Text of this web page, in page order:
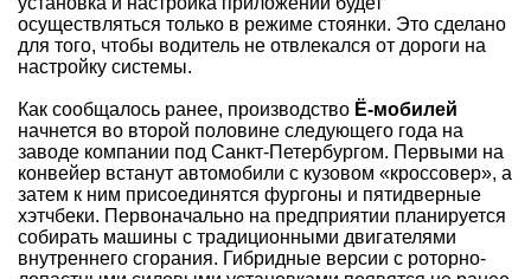
осуществляться только в режиме стоянки. Это сделано
для того, чтобы водитель не отвлекался от дороги на
настройку системы.
Как сообщалось ранее, производство Ё-мобилей
начнется во второй половине следующего года на
заводе компании под Санкт-Петербургом. Первыми на
конвейер встанут автомобили с кузовом «кроссовер», а
затем к ним присоединятся фургоны и пятидверные
хэтчбеки. Первоначально на предприятии планируется
собирать машины с традиционными двигателями
внутреннего сгорания. Гибридные версии с роторно-